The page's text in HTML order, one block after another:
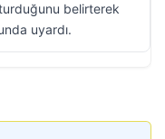
belirterek
uyardı.